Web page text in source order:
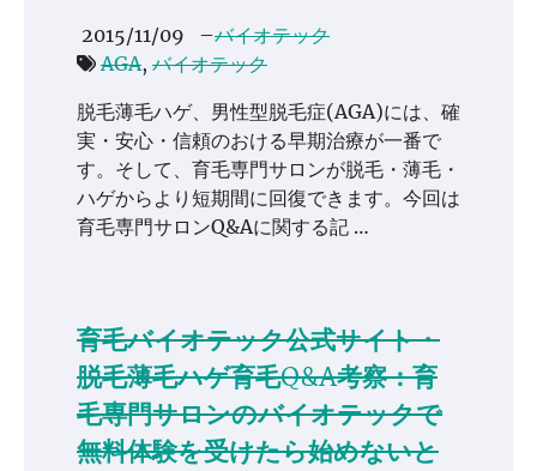
2015/11/09 –バイオテック
AGA, バイオテック
脱毛薄毛ハゲ、男性型脱毛症(AGA)には、確
実・安心・信頼のおける早期治療が一番で
す。そして、育毛専門サロンが脱毛・薄毛・
ハゲからより短期間に回復できます。今回は
育毛専門サロンQ&Aに関する記 …
育毛バイオテック公式サイト・
脱毛薄毛ハゲ育毛Q&A考察：育
毛専門サロンのバイオテックで
無料体験を受けたら始めないと